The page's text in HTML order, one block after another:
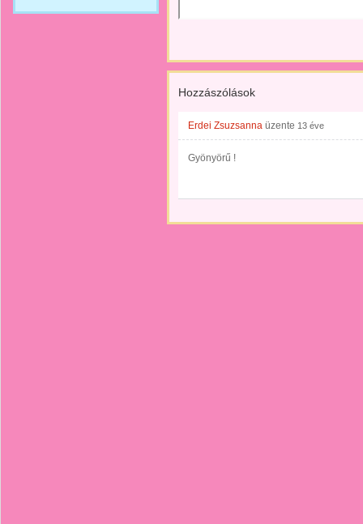
Hozzászólások
Erdei Zsuzsanna üzente 13 éve
Gyönyörű !